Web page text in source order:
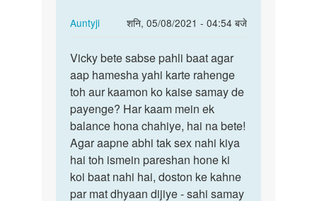
Auntyji
शनि, 05/08/2021 - 04:54 बजे
In
to
Hmm
roz
din
m
4
baar…
by
Vicky
Vicky
bete
sabse
pahli
baat…
Vicky bete sabse pahli baat agar
aap hamesha yahi karte rahenge
toh aur kaamon ko kaise samay de
payenge? Har kaam mein ek
balance hona chahiye, hai na bete!
Agar aapne abhi tak sex nahi kiya
hai toh ismein pareshan hone ki
koi baat nahi hai, doston ke kahne
par mat dhyaan dijiye - sahi samay